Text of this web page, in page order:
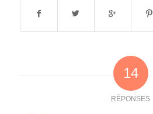
14
RÉPONSES